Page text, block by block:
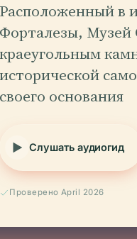
Расположенный в
Форталезы, Музей
краеугольным
исторической
своего основания
Слушать аудиогид
Проверено April 2026